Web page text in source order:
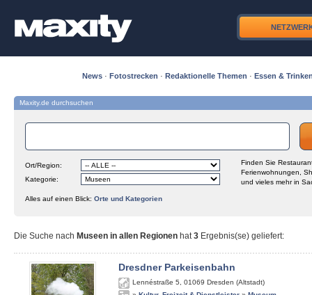
News · Fotostrecken · Redaktionelle Themen · Essen &
Maxity.de durchsuchen
Ort/Region:
Kategorie:
Finden Sie
Ferienwohnungen,
und vieles mehr in
Alles auf einen Blick: Orte und Kategorien
Die Suche nach Museen in allen Regionen hat3 Ergebnis(se) geliefert:
Dresdner Parkeisenbahn
Lennéstraße 5 01069 Dresden (Altstadt)